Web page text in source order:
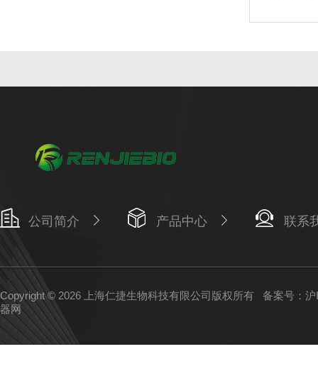
公司简介 产品中心 联系
Copyright © 2026 上海仁捷生物科技有限公司版权所有 备案号：
器网